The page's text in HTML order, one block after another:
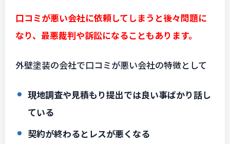
口コミが悪い会社に依頼してしまうと後々問題に
なり、最悪裁判や訴訟になることもあります。
外壁塗装の会社で口コミが悪い会社の特徴として
現地調査や見積もり提出では良い事ばかり話し
ている
契約が終わるとレスが悪くなる